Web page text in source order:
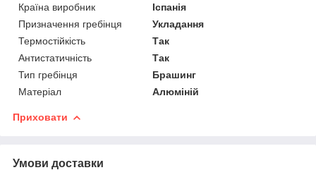
Країна виробник
Іспанія
Призначення гребінця
Укладання
Термостійкість
Так
Антистатичність
Так
Тип гребінця
Брашинг
Матеріал
Алюміній
Приховати
Умови доставки